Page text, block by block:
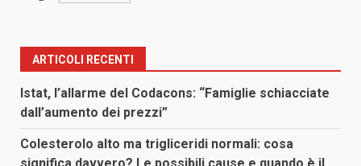
ARTICOLI RECENTI
Istat, l’allarme del Codacons: “Famiglie schiacciate
dall’aumento dei prezzi”
Colesterolo alto ma trigliceridi normali: cosa
significa davvero? Le possibili cause e quando è il